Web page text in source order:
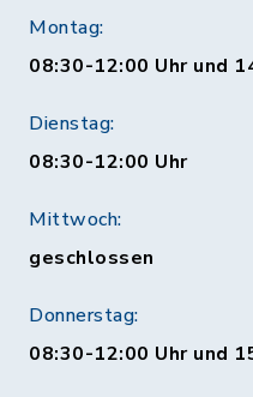
Montag:
08:30-12:00 Uhr und
Dienstag:
08:30-12:00 Uhr
Mittwoch:
geschlossen
Donnerstag:
08:30-12:00 Uhr und